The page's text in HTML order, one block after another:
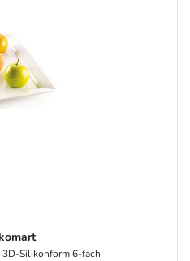
3D-Silikonform 6-fach